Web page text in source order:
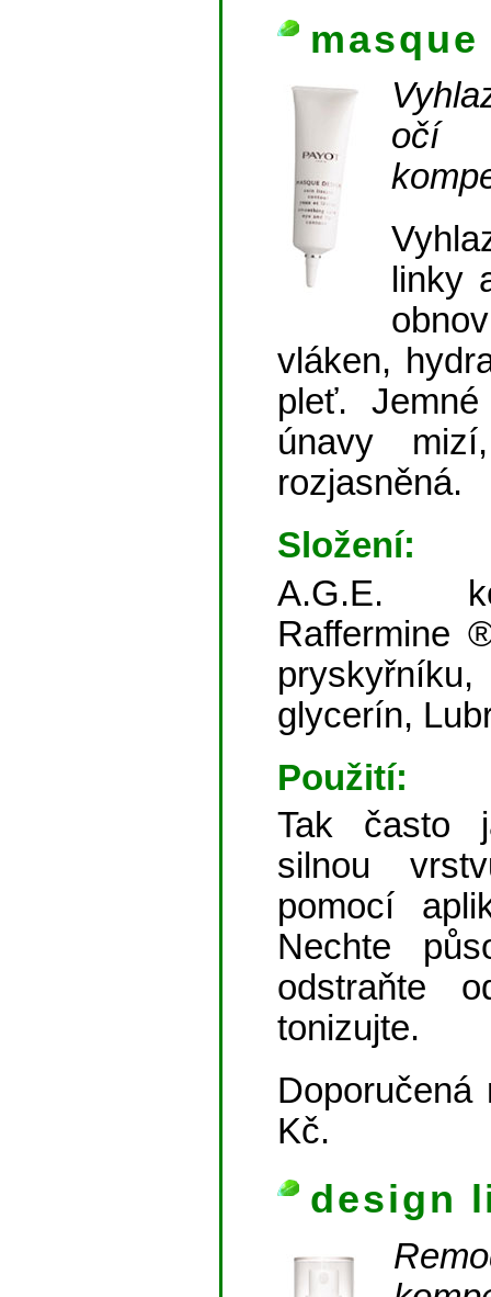
očí
linky
vláken,
pleť.
únavy
rozjasněná.
Složení:
A.G.E.
Raffermine
glycerín,
Použití:
Tak často
silnou
pomocí
Nechte
odstraňte
tonizujte.
Doporučená
Kč.
design